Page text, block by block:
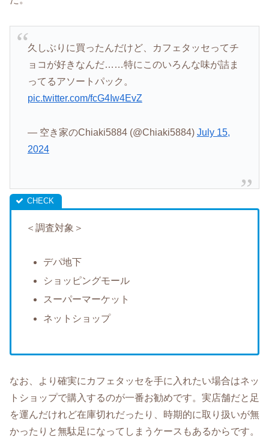
久しぶりに買ったんだけど、カフェタッセってチ
ョコが好きなんだ……特にこのいろんな味が詰ま
ってるアソートパック。
pic.twitter.com/fcG4Iw4EvZ
— 空き家のChiaki5884 (@Chiaki5884) July 15,
2024
＜調査対象＞
デパ地下
ショッピングモール
スーパーマーケット
ネットショップ
なお、より確実にカフェタッセを手に入れたい場合はネッ
トショップで購入するのが一番お勧めです。実店舗だと足
を運んだけれど在庫切れだったり、時期的に取り扱いが無
かったりと無駄足になってしまうケースもあるからです。